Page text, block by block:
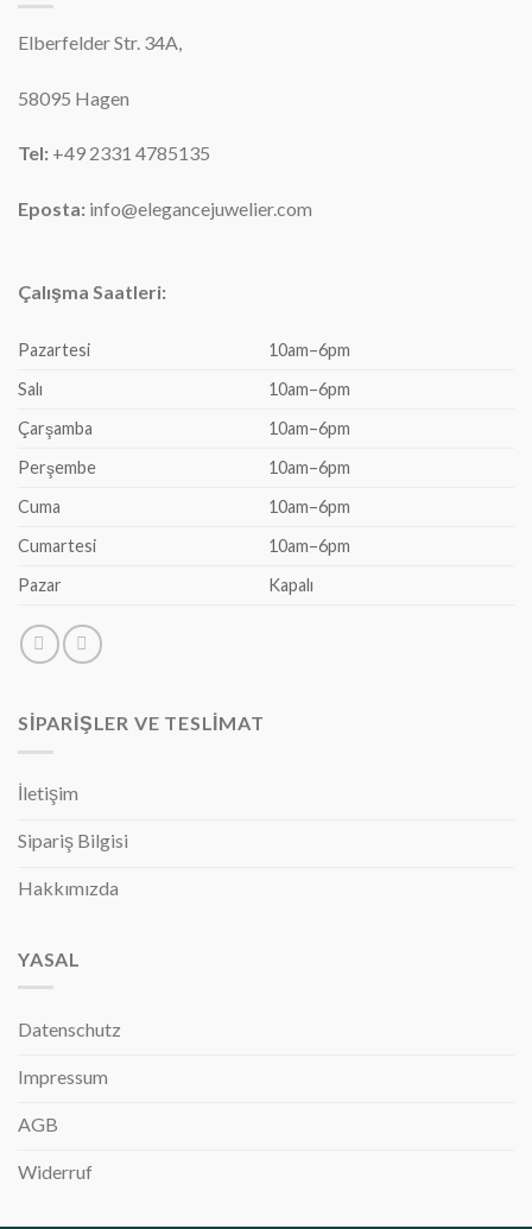
Elberfelder Str. 34A,
58095 Hagen
Tel: +49 2331 4785135
Eposta: info@elegancejuwelier.com
Çalışma Saatleri:
Pazartesi
10am–6pm
Salı
10am–6pm
Çarşamba
10am–6pm
Perşembe
10am–6pm
Cuma
10am–6pm
Cumartesi
10am–6pm
Pazar
Kapalı
SIPARIŞLER VE TESLIMAT
İletişim
Sipariş Bilgisi
Hakkımızda
YASAL
Datenschutz
Impressum
AGB
Widerruf